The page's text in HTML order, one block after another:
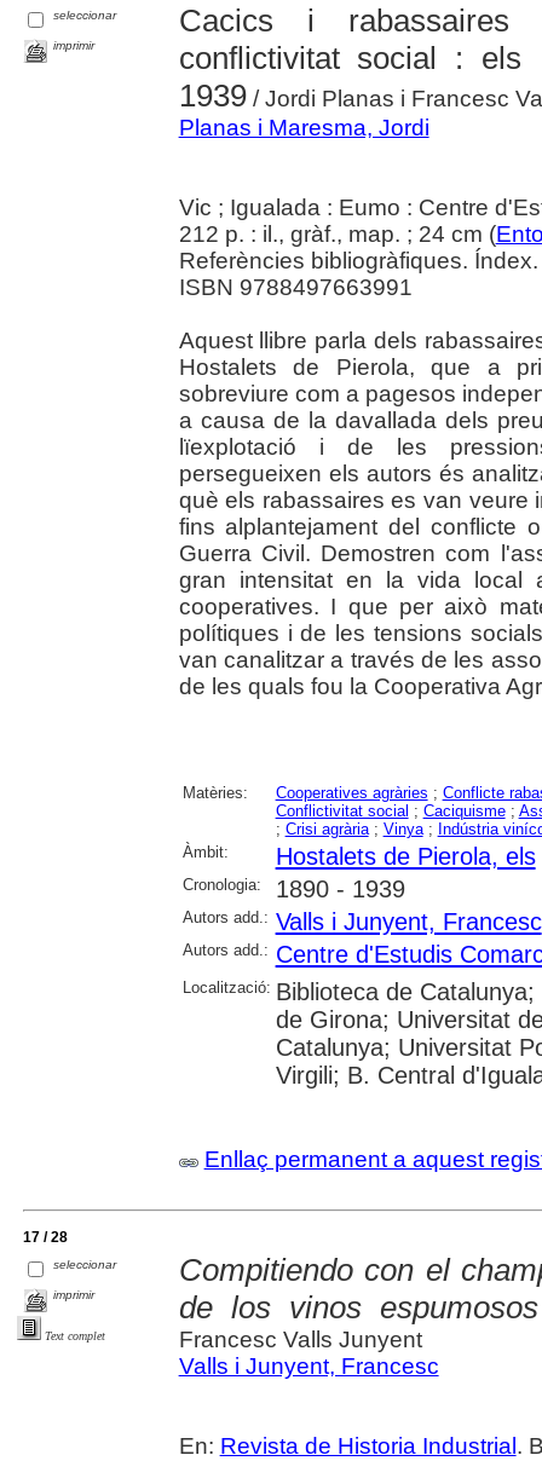
seleccionar
imprimir
Cacics i
conflictivitat social : els
1939/ Jordi Planas i Francesc
Planas i Maresma, Jordi
Vic ; Igualada : Eumo : Centre
212 p. : il., gràf., map. ; 24 cm (
Referències bibliogràfiques. Índex.
ISBN 9788497663991
Aquest llibre parla dels
Hostalets de Pierola, que a
sobreviure com a pagesos
a causa de la davallada dels
lïexplotació i de les
persegueixen els autors és
què els rabassaires es van veure
fins alplantejament del conflicte
Guerra Civil. Demostren com
gran intensitat en la vida local
cooperatives. I que per això
polítiques i de les tensions
van canalitzar a través de les
de les quals fou la Cooperativa
Matèries: Cooperatives agràries ; Conflicte
Conflictivitat social ; Caciquisme;
; Crisi agrària; Vinya; Indústria
Àmbit:
Hostalets de Pierola, els
Cronologia: 1890 - 1939
Autors add.: Valls i Junyent, Francesc
Autors add.: Centre d'Estudis
Localització: Biblioteca de
de Girona; Universitat
Catalunya; Universitat
Virgili; B. Central
Enllaç permanent a aquest
17 / 28
seleccionar
imprimir
Text complet
Compitiendo con el
de los vinos
Francesc Valls Junyent
Valls i Junyent, Francesc
En: Revista de Historia Industrial .